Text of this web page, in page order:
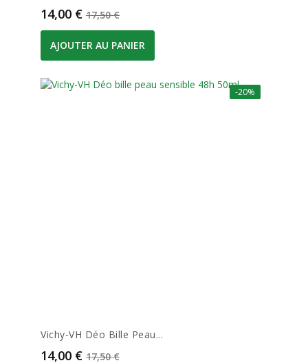
Prix
14,00 € Prix de base
17,50 €
AJOUTER AU PANIER
-20%
Vichy-VH Déo Bille Peau...
Prix
14,00 € Prix de base
17,50 €